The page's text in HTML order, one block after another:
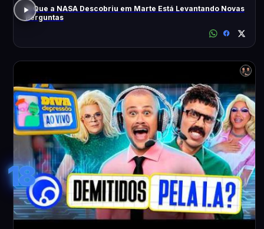
O Que a NASA Descobriu em Marte Está Levantando Novas
Perguntas
18